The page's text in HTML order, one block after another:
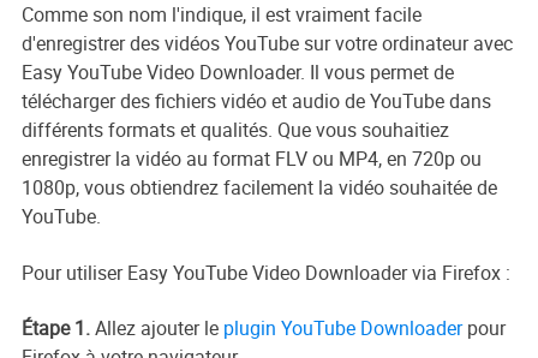
Comme son nom l'indique, il est vraiment facile
d'enregistrer des vidéos YouTube sur votre ordinateur avec
Easy YouTube Video Downloader. Il vous permet de
télécharger des fichiers vidéo et audio de YouTube dans
différents formats et qualités. Que vous souhaitiez
enregistrer la vidéo au format FLV ou MP4, en 720p ou
1080p, vous obtiendrez facilement la vidéo souhaitée de
YouTube.
Pour utiliser Easy YouTube Video Downloader via Firefox :
Étape 1.Allez ajouter le plugin YouTube Downloaderpour